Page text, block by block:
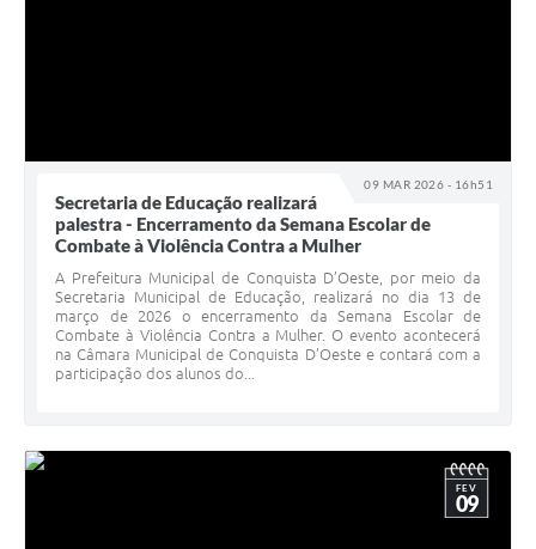
09 MAR 2026 - 16h51
Secretaria de Educação realizará
palestra - Encerramento da Semana Escolar de
Combate à Violência Contra a Mulher
A Prefeitura Municipal de Conquista D’Oeste, por meio da
Secretaria Municipal de Educação, realizará no dia 13 de
março de 2026 o encerramento da Semana Escolar de
Combate à Violência Contra a Mulher. O evento acontecerá
na Câmara Municipal de Conquista D’Oeste e contará com a
participação dos alunos do...
FEV
09